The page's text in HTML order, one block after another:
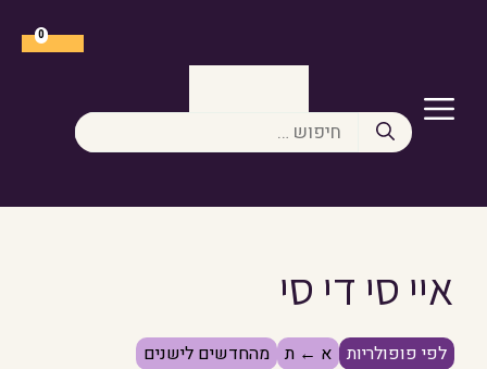
חיפוש:
0
תפריט
איי סי די סי
לפי פופולריות א ← ת מהחדשים לישנים